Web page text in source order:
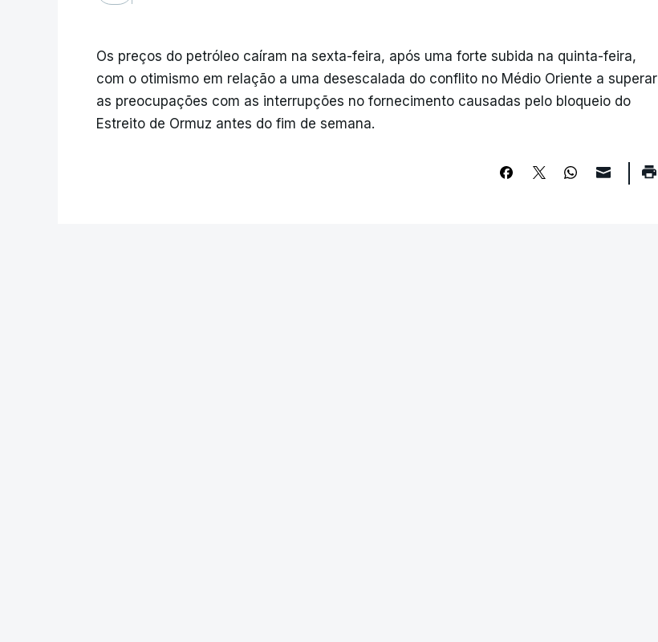
Os preços do petróleo caíram na sexta-feira, após uma forte subida na quinta-feira,
com o otimismo em relação a uma desescalada do conflito no Médio Oriente a superar
as preocupações com as interrupções no fornecimento causadas pelo bloqueio do
Estreito de Ormuz antes do fim de semana.